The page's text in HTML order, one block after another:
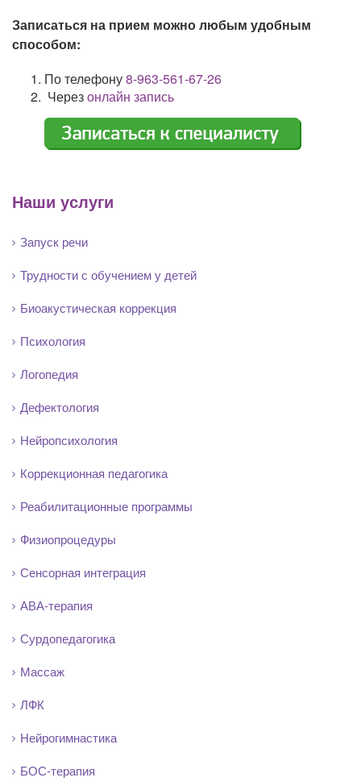
Записаться на прием можно любым удобным
способом:
По телефону8-963-561-67-26
Черезонлайн запись
Наши услуги
Запуск речи
Трудности с обучением у детей
Биоакустическая коррекция
Психология
Логопедия
Дефектология
Нейропсихология
Коррекционная педагогика
Реабилитационные программы
Физиопроцедуры
Сенсорная интеграция
АВА-терапия
Сурдопедагогика
Массаж
ЛФК
Нейрогимнастика
БОС-терапия